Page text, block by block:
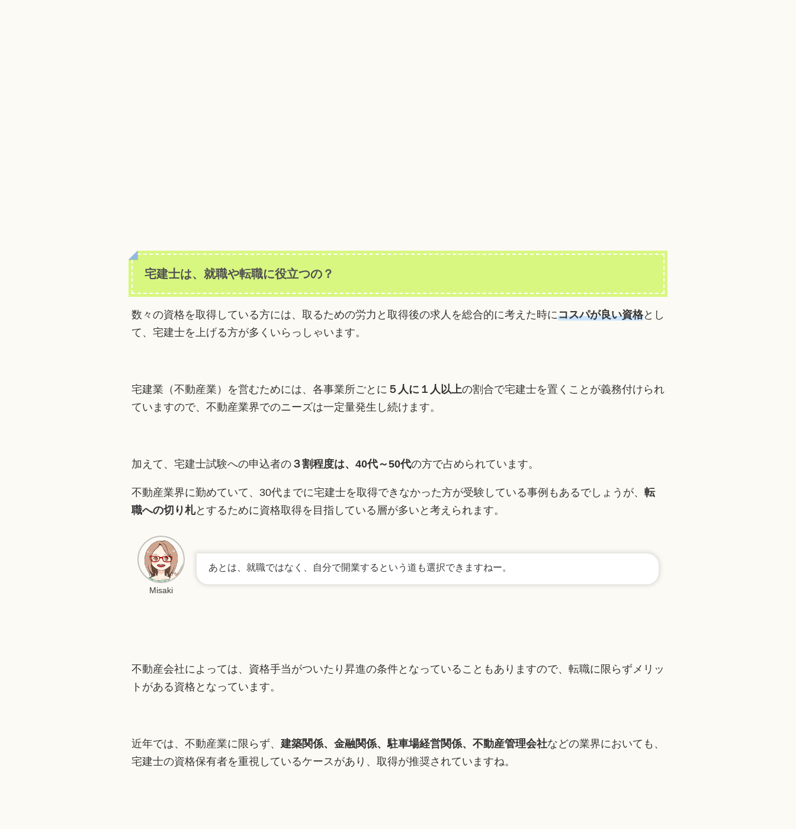
宅建士は、就職や転職に役立つの？
数々の資格を取得している方には、取るための労力と取得後の求人を総合的に考えた時にコスパが良い資格とし
て、宅建士を上げる方が多くいらっしゃいます。
宅建業（不動産業）を営むためには、各事業所ごとに ５人に１人以上の割合で宅建士を置くことが義務付けられ
ていますので、不動産業界でのニーズは一定量発生し続けます。
加えて、宅建士試験への申込者の ３割程度は、40代～50代の方で占められています。
不動産業界に勤めていて、30代までに宅建士を取得できなかった方が受験している事例もあるでしょうが、 転
職への切り札とするために資格取得を目指している層が多いと考えられます。
Misaki
あとは、就職ではなく、自分で開業するという道も選択できますねー。
不動産会社によっては、資格手当がついたり昇進の条件となっていることもありますので、転職に限らずメリッ
トがある資格となっています。
近年では、不動産業に限らず、 建築関係、金融関係、駐車場経営関係、不動産管理会社などの業界においても、
宅建士の資格保有者を重視しているケースがあり、取得が推奨されていますね。